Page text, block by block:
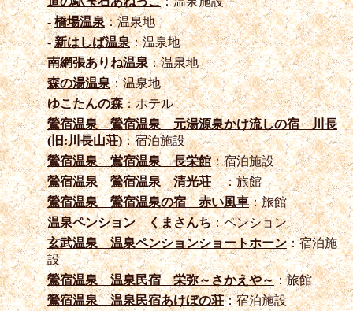
-橋場温泉：温泉地
-新はしば温泉：温泉地
南網張ありね温泉：温泉地
森の湯温泉：温泉地
ゆこたんの森：ホテル
鶯宿温泉 鶯宿温泉 元湯源泉かけ流しの宿 川長
(旧:川長山荘)：宿泊施設
鶯宿温泉 鴬宿温泉 長栄館：宿泊施設
鶯宿温泉 鶯宿温泉 清光荘：旅館
鶯宿温泉 鶯宿温泉の宿 赤い風車：旅館
温泉ペンション くまさんち：ペンション
玄武温泉 温泉ペンションショートホーン：宿泊施
設
鶯宿温泉 温泉民宿 栄弥～さかえや～：旅館
鶯宿温泉 温泉民宿あけぼの荘：宿泊施設